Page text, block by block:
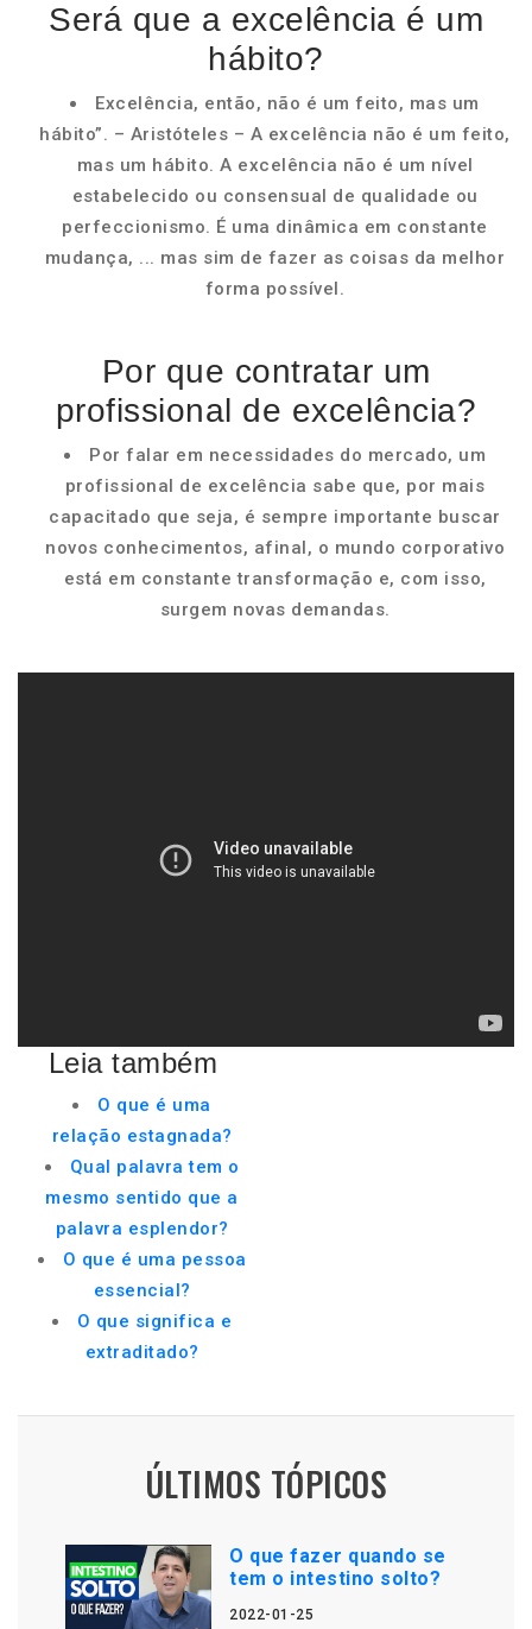
Será que a excelência é um
hábito?
Excelência, então, não é um feito, mas um
hábito”. – Aristóteles – A excelência não é um feito,
mas um hábito. A excelência não é um nível
estabelecido ou consensual de qualidade ou
perfeccionismo. É uma dinâmica em constante
mudança, ... mas sim de fazer as coisas da melhor
forma possível.
Por que contratar um
profissional de excelência?
Por falar em necessidades do mercado, um
profissional de excelência sabe que, por mais
capacitado que seja, é sempre importante buscar
novos conhecimentos, afinal, o mundo corporativo
está em constante transformação e, com isso,
surgem novas demandas.
Leia também
O que é uma
relação estagnada?
Qual palavra tem o
mesmo sentido que a
palavra esplendor?
O que é uma pessoa
essencial?
O que significa e
extraditado?
ÚLTIMOS TÓPICOS
O que fazer quando se
tem o intestino solto?
2022-01-25